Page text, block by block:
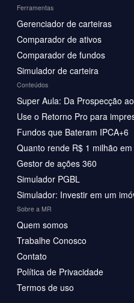
Ferramentas
Gerenciador de carteiras
Comparador de ativos
Comparador de fundos
Simulador de carteira
Conteúdos
Super Aula: Da Prospecção
Use o Retorno Pro para
Fundos que Bateram IPCA+6
Quanto rende R$ 1 milhão
Gestor de ações 360
Simulador PGBL
Simulador: Investir em um
Sobre a MR
Quem somos
Trabalhe Conosco
Contato
Política de Privacidade
Termos de uso